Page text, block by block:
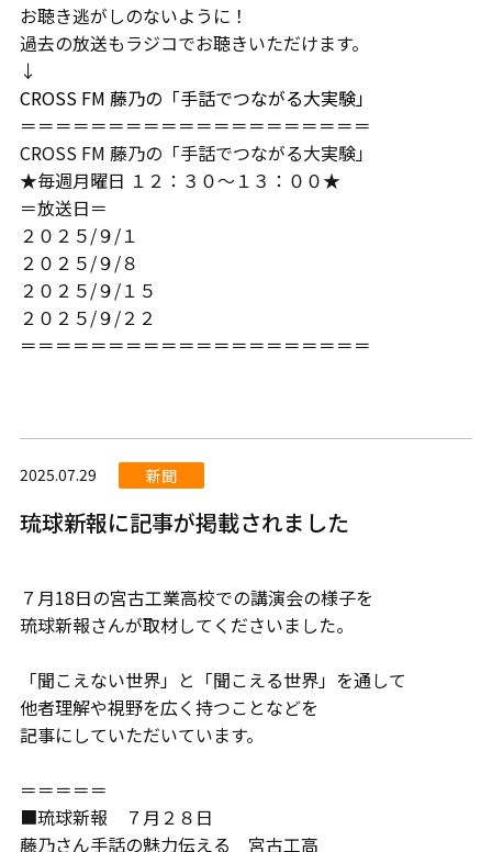
お聴き逃がしのないように！
過去の放送もラジコでお聴きいただけます。
↓
CROSS FM 藤乃の「手話でつながる大実験」
＝＝＝＝＝＝＝＝＝＝＝＝＝＝＝＝＝＝＝＝
CROSS FM 藤乃の「手話でつながる大実験」
★毎週月曜日 １２：３０～１３：００★
＝放送日＝
２０２５/９/１
２０２５/９/８
２０２５/９/１５
２０２５/９/２２
＝＝＝＝＝＝＝＝＝＝＝＝＝＝＝＝＝＝＝＝
2025.07.29 新聞
琉球新報に記事が掲載されました
７月18日の宮古工業高校での講演会の様子を
琉球新報さんが取材してくださいました。
「聞こえない世界」と「聞こえる世界」を通して
他者理解や視野を広く持つことなどを
記事にしていただいています。
＝＝＝＝＝
■琉球新報 ７月２８日
藤乃さん手話の魅力伝える 宮古工高